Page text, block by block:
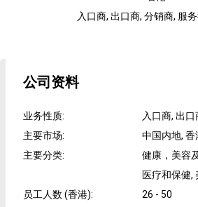
入口商, 出口商, 分销商, 服
公司资料
业务性质:
入口商, 出
主要市场:
中国内地, 香
主要分类:
健康，美容
医疗和保健,
员工人数 (香港):
26 - 50